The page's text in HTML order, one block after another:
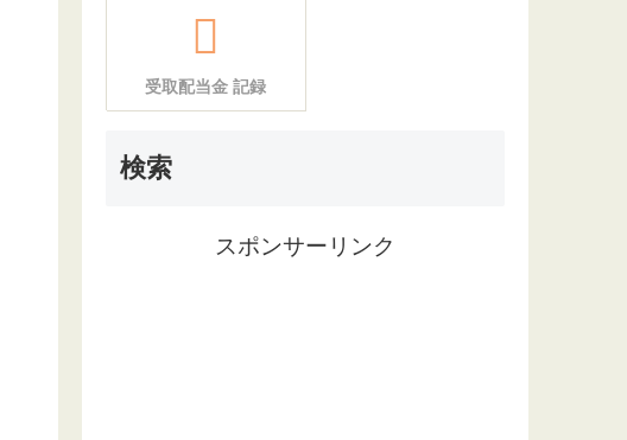
受取配当金 記録
検索
スポンサーリンク